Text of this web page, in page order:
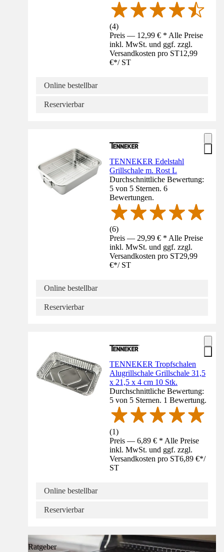
(4)
Preis — 12,99 € * Alle Preise
inkl. MwSt. und ggf. zzgl.
Versandkosten pro ST12,99
€*/ ST
Online bestellbar
Reservierbar
TENNEKER Edelstahl
Grillschale m. Rost L
Durchschnittliche Bewertung:
5 von 5 Sternen. 6
Bewertungen.
(6)
Preis — 29,99 € * Alle Preise
inkl. MwSt. und ggf. zzgl.
Versandkosten pro ST29,99
€*/ ST
Online bestellbar
Reservierbar
TENNEKER Tropfschalen
Alugrillschale Grillschale 31,5
x 21,5 x 4 cm 10 Stk.
Durchschnittliche Bewertung:
5 von 5 Sternen. 1 Bewertung.
(1)
Preis — 6,89 € * Alle Preise
inkl. MwSt. und ggf. zzgl.
Versandkosten pro ST6,89 €*/
ST
Online bestellbar
Reservierbar
Ratgeber